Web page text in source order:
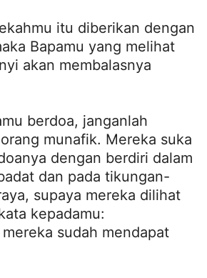
itu diberikan dengan
Bapamu yang melihat
akan membalasnya
berdoa, janganlah
munafik. Mereka suka
dengan berdiri dalam
dan pada tikungan-
supaya mereka dilihat
kepadamu:
sudah mendapat